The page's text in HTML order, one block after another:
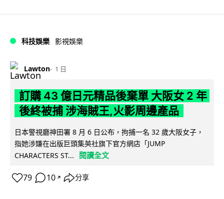
科技娛樂 影視娛樂
Lawton 1 日
訂購 43 億日元精品後棄單 大阪女 2 年
後終被捕 涉海賊王,火影周邊產品
日本警視廳神田署 8 月 6 日公布，拘捕一名 32 歲大阪女子，
指她涉嫌在出版巨頭集英社旗下官方網店「JUMP
CHARACTERS ST...
閱讀全文
79 10 ↗ 分享